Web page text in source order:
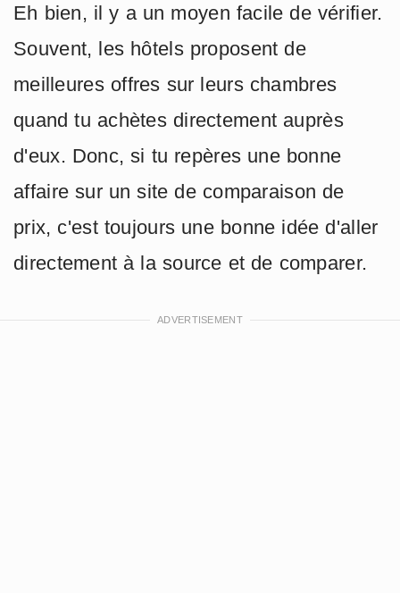
Eh bien, il y a un moyen facile de vérifier.
Souvent, les hôtels proposent de
meilleures offres sur leurs chambres
quand tu achètes directement auprès
d'eux. Donc, si tu repères une bonne
affaire sur un site de comparaison de
prix, c'est toujours une bonne idée d'aller
directement à la source et de comparer.